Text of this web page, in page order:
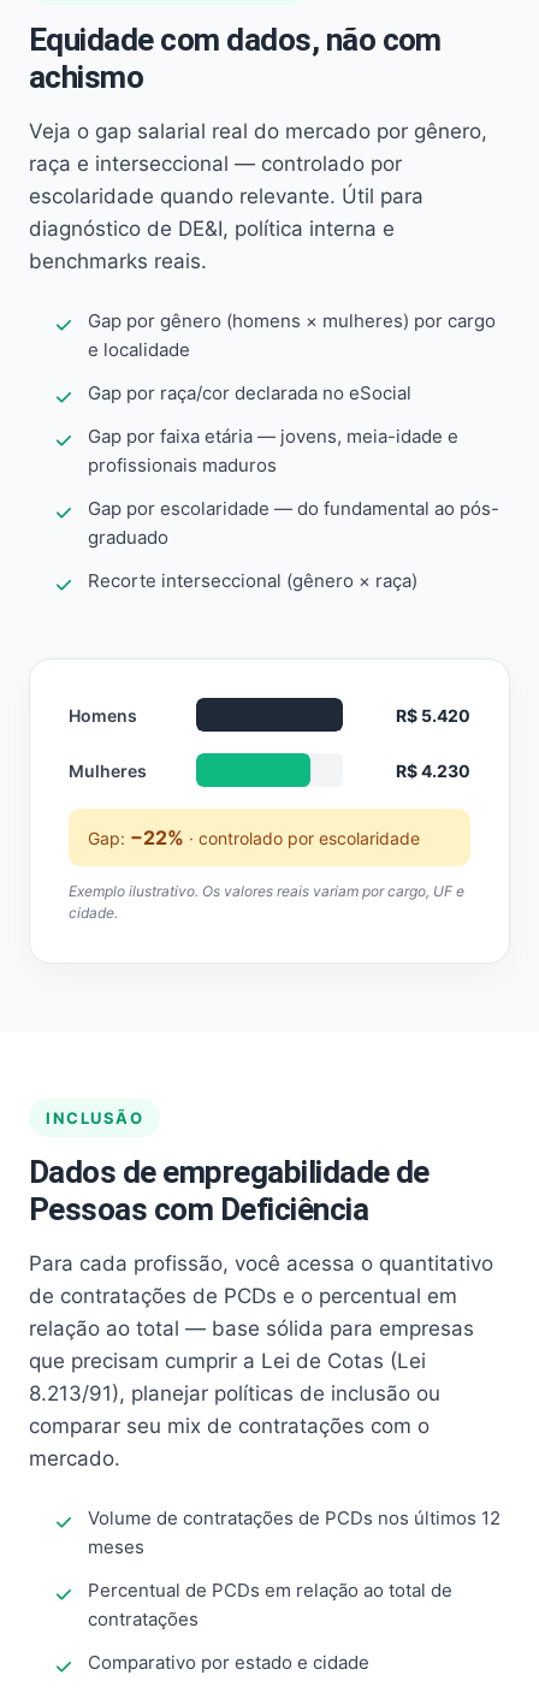
Equidade com dados, não com
achismo
Veja o gap salarial real do mercado por gênero,
raça e interseccional — controlado por
escolaridade quando relevante. Útil para
diagnóstico de DE&I, política interna e
benchmarks reais.
Gap por gênero (homens × mulheres) por cargo
e localidade
Gap por raça/cor declarada no eSocial
Gap por faixa etária — jovens, meia-idade e
profissionais maduros
Gap por escolaridade — do fundamental ao pós-
graduado
Recorte interseccional (gênero × raça)
Homens R$ 5.420
Mulheres R$ 4.230
Gap: −22% · controlado por escolaridade
Exemplo ilustrativo. Os valores reais variam por cargo, UF e
cidade.
INCLUSÃO
Dados de empregabilidade de
Pessoas com Deficiência
Para cada profissão, você acessa o quantitativo
de contratações de PCDs e o percentual em
relação ao total — base sólida para empresas
que precisam cumprir a Lei de Cotas (Lei
8.213/91), planejar políticas de inclusão ou
comparar seu mix de contratações com o
mercado.
Volume de contratações de PCDs nos últimos 12
meses
Percentual de PCDs em relação ao total de
contratações
Comparativo por estado e cidade